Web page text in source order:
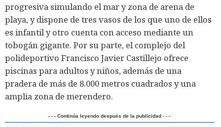
progresiva simulando el mar y zona de arena de
playa, y dispone de tres vasos de los que uno de ellos
es infantil y otro cuenta con acceso mediante un
tobogán gigante. Por su parte, el complejo del
polideportivo Francisco Javier Castillejo ofrece
piscinas para adultos y niños, además de una
pradera de más de 8.000 metros cuadrados y una
amplia zona de merendero.
- - - Continúa leyendo después de la publicidad - - -